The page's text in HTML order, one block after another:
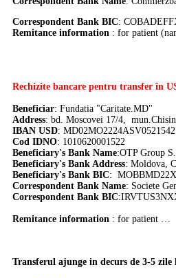
Correspondent Bank BIC:
Remitance information : for patient
Rechizite bancare pentru transfer în
Beneficiar: Fundatia "Caritate.MD"
Address: bd. Moscovei 17/4,
IBAN USD:
Cod IDNO: 1010620001522
Beneficiary's Bank Name:OTP Group
Beneficiary's Bank Address: Moldova,
Beneficiary's Bank BIC:
Correspondent Bank Name: Societe
Correspondent Bank BIC:
Remitance information : for patient …
Transferul ajunge in decurs de 3-5 zile